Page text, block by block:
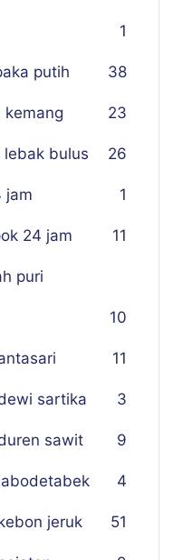
1
putih 38
23
bulus 26
jam 1
24 jam 11
puri
10
11
sartika 3
sawit 9
4
jeruk 51